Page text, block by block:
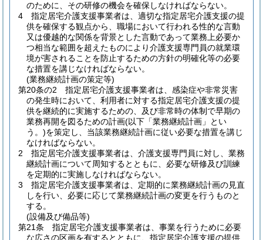
のために、その研修の機会を確保しなければならない。
4
指定居宅介護支援事業者は、適切な指定居宅介護支援の提
供を確保する観点から、職場において行われる性的な言動
又は優越的な関係を背景とした言動であって業務上必要か
つ相当な範囲を超えたものにより介護支援専門員の就業環
境が害されることを防止するための方針の明確化等の必要
な措置を講じなければならない。
(業務継続計画の策定等)
第20条の2
指定居宅介護支援事業者は、感染症や非常災害
の発生時において、利用者に対する指定居宅介護支援の提
供を継続的に実施するための、及び非常時の体制で早期の
業務再開を図るための計画(以下「業務継続計画」とい
う。)を策定し、当該業務継続計画に従い必要な措置を講じ
なければならない。
2
指定居宅介護支援事業者は、介護支援専門員に対し、業務
継続計画について周知するとともに、必要な研修及び訓練
を定期的に実施しなければならない。
3
指定居宅介護支援事業者は、定期的に業務継続計画の見直
しを行い、必要に応じて業務継続計画の変更を行うものと
する。
(設備及び備品等)
第21条
指定居宅介護支援事業者は、事業を行うために必要
な広さの区画を有するとともに、指定居宅介護支援の提供